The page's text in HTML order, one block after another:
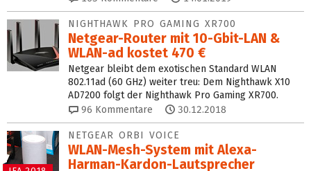
NIGHTHAWK PRO GAMING XR700
Netgear-Router mit 10-Gbit-LAN &
WLAN-ad kostet 470 €
Netgear bleibt dem exotischen Standard WLAN
802.11ad (60 GHz) weiter treu: Dem Nighthawk X10
AD7200 folgt der Nighthawk Pro Gaming XR700.
96 Kommentare 30.12.2018
NETGEAR ORBI VOICE
WLAN-Mesh-System mit Alexa-
Harman-Kardon-Lautsprecher